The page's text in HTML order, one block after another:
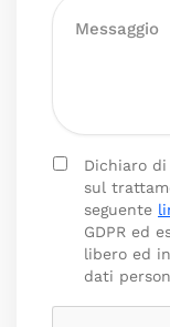
Dichiaro di
sul
seguente
GDPR ed
libero ed
dati